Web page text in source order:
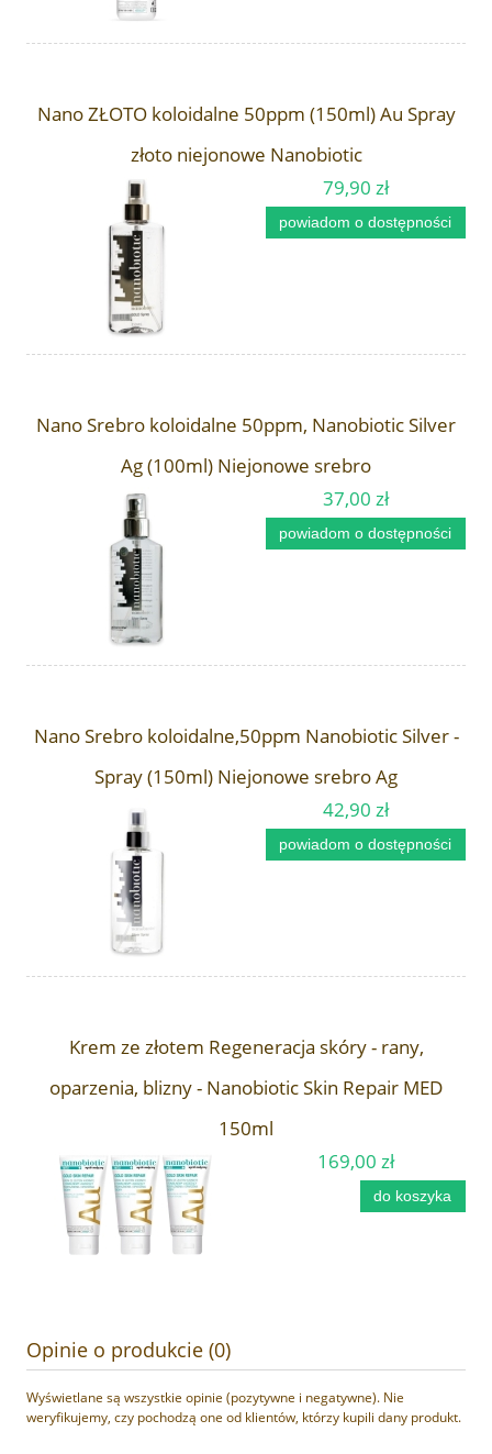
Nano ZŁOTO koloidalne 50ppm (150ml) Au Spray
złoto niejonowe Nanobiotic
79,90 zł
powiadom o dostępności
Nano Srebro koloidalne 50ppm, Nanobiotic Silver
Ag (100ml) Niejonowe srebro
37,00 zł
powiadom o dostępności
Nano Srebro koloidalne,50ppm Nanobiotic Silver -
Spray (150ml) Niejonowe srebro Ag
42,90 zł
powiadom o dostępności
Krem ze złotem Regeneracja skóry - rany,
oparzenia, blizny - Nanobiotic Skin Repair MED
150ml
169,00 zł
do koszyka
Opinie o produkcie (0)
Wyświetlane są wszystkie opinie (pozytywne i negatywne). Nie
weryfikujemy, czy pochodzą one od klientów, którzy kupili dany produkt.